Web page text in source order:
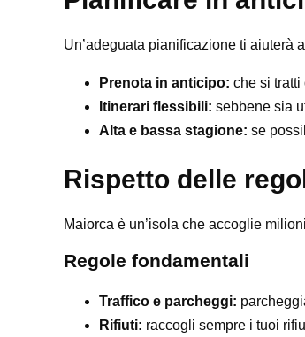
Un’adeguata pianificazione ti aiuterà
Prenota in anticipo: che si tratti
Itinerari flessibili: sebbene sia
Alta e bassa stagione: se
Rispetto delle
Maiorca è un’isola che accoglie
Regole fondamentali
Traffico e parcheggi:
Rifiuti: raccogli sempre i tuoi